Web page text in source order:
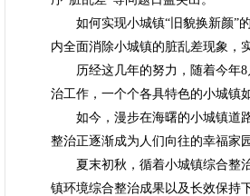
如何实现小城镇“旧貌换新颜”的
内全面消除小城镇的脏乱差现象，
历经这几年的努力，随着今年8
治工作，一个个各具特色的小城镇
如今，漫步在海曙的小城镇道路
整治正逐渐成为人们向往的幸福家园
夏末初秋，循着小城镇综合整治
镇环境综合整治成果以及长效保持